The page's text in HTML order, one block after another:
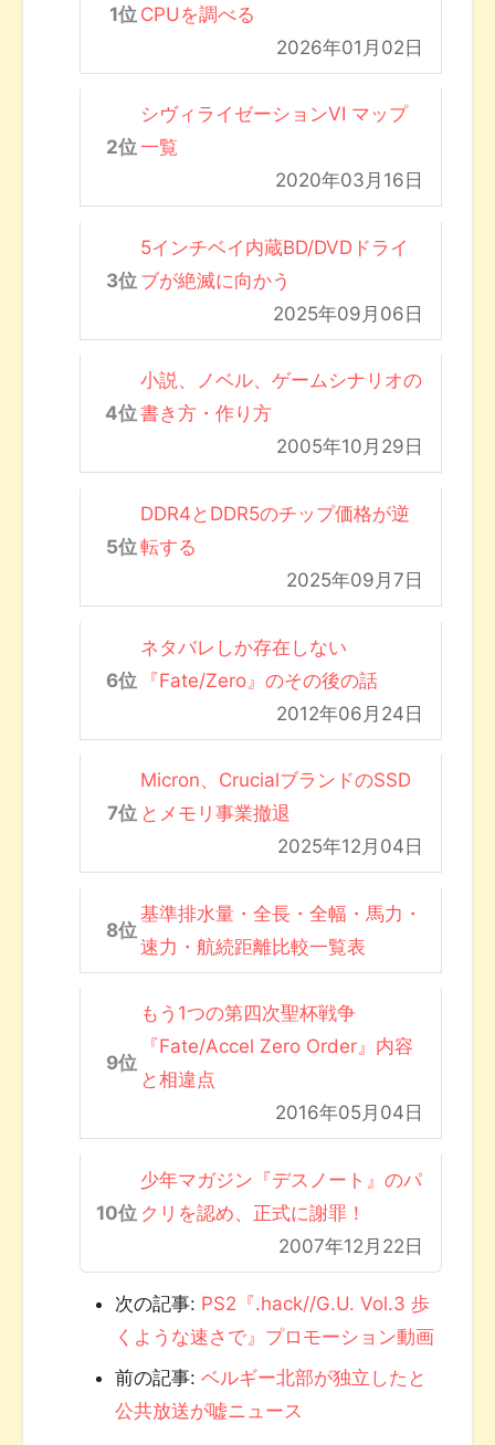
CPUを調べる
2026年01月02日
シヴィライゼーションVI マップ
一覧
2020年03月16日
5インチベイ内蔵BD/DVDドライ
ブが絶滅に向かう
2025年09月06日
小説、ノベル、ゲームシナリオの
書き方・作り方
2005年10月29日
DDR4とDDR5のチップ価格が逆
転する
2025年09月7日
ネタバレしか存在しない
『Fate/Zero』のその後の話
2012年06月24日
Micron、CrucialブランドのSSD
とメモリ事業撤退
2025年12月04日
基準排水量・全長・全幅・馬力・
速力・航続距離比較一覧表
もう1つの第四次聖杯戦争
『Fate/Accel Zero Order』内容
と相違点
2016年05月04日
少年マガジン『デスノート』のパ
クリを認め、正式に謝罪！
2007年12月22日
次の記事: PS2『.hack//G.U. Vol.3 歩
くような速さで』プロモーション動画
前の記事: ベルギー北部が独立したと
公共放送が嘘ニュース